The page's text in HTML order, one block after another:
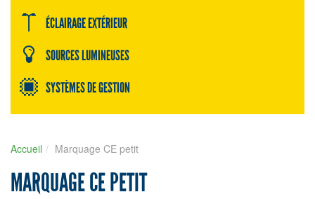
ÉCLAIRAGE EXTÉRIEUR
SOURCES LUMINEUSES
SYSTÈMES DE GESTION
Accueil Marquage CE petit
MARQUAGE CE PETIT